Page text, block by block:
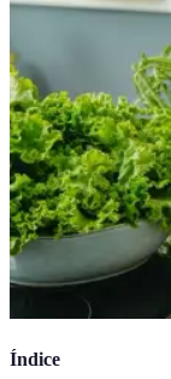
Índice